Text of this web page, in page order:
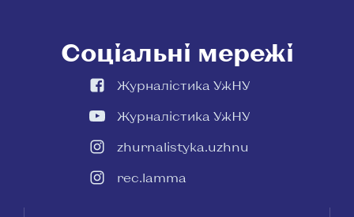
Соціальні мережі
Журналістика УжНУ
Журналістика УжНУ
zhurnalistyka.uzhnu
rec.lamma